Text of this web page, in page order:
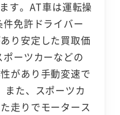
す。AT車は運転操
免許ドライバー
り安定した買取価
ーツカーなどの
があり手動変速で
また、スポーツカ
走りでモータース